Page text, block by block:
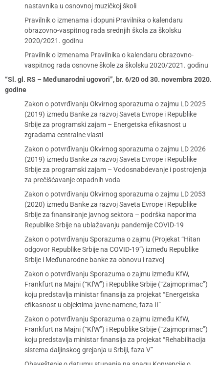
nastavnika u osnovnoj muzičkoj školi
Pravilnik o izmenama i dopuni Pravilnika o kalendaru
obrazovno-vaspitnog rada srednjih škola za školsku
2020/2021. godinu
Pravilnik o izmenama Pravilnika o kalendaru obrazovno-
vaspitnog rada osnovne škole za školsku 2020/2021. godinu
“Sl. gl. RS – Međunarodni ugovori”, br. 6/20 od 30. novembra 2020.
godine
Zakon o potvrđivanju Okvirnog sporazuma o zajmu LD 2025
(2019) između Banke za razvoj Saveta Evrope i Republike
Srbije za programski zajam – Energetska efikasnost u
zgradama centralne vlasti
Zakon o potvrđivanju Okvirnog sporazuma o zajmu LD 2026
(2019) između Banke za razvoj Saveta Evrope i Republike
Srbije za programski zajam – Vodosnabdevanje i postrojenja
za prečišćavanje otpadnih voda
Zakon o potvrđivanju Okvirnog sporazuma o zajmu LD 2053
(2020) između Banke za razvoj Saveta Evrope i Republike
Srbije za finansiranje javnog sektora – podrška naporima
Republike Srbije na ublažavanju pandemije COVID-19
Zakon o potvrđivanju Sporazuma o zajmu (Projekat “Hitan
odgovor Republike Srbije na COVID-19”) između Republike
Srbije i Međunarodne banke za obnovu i razvoj
Zakon o potvrđivanju Sporazuma o zajmu između KfW,
Frankfurt na Majni (“KfW”) i Republike Srbije (“Zajmoprimac”)
koju predstavlja ministar finansija za projekat “Energetska
efikasnost u objektima javne namene, faza II”
Zakon o potvrđivanju Sporazuma o zajmu između KfW,
Frankfurt na Majni (“KfW”) i Republike Srbije (“Zajmoprimac”)
koju predstavlja ministar finansija za projekat “Rehabilitacija
sistema daljinskog grejanja u Srbiji, faza V”